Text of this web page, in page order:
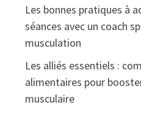
Les bonnes pratiques à
séances avec un coach
musculation
Les alliés essentiels :
alimentaires pour
musculaire